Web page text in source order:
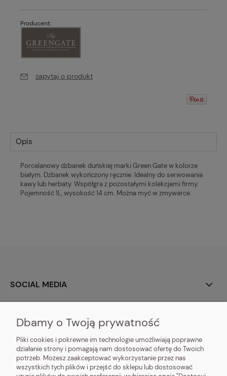
Producent:
zapytaj o produkt
Opis
Porcelanowy dzbanek duńskiej marki Green Gate w kolorze
białym. Dzbanek wykończony ręcznie. Idealny do serwowania
kawy lub herbaty. Współgra z pozostałymi kolekcjami firmy.
Pojemność 1L, wysokość 14 cm. Można myć w zmywarce.
SOCIAL MEDIA
DOSTAWA I PŁATNOŚĆ
Dbamy o Twoją prywatność
Pliki cookies i pokrewne im technologie umożliwiają poprawne
działanie strony i pomagają nam dostosować ofertę do Twoich
potrzeb. Możesz zaakceptować wykorzystanie przez nas
wszystkich tych plików i przejść do sklepu lub dostosować